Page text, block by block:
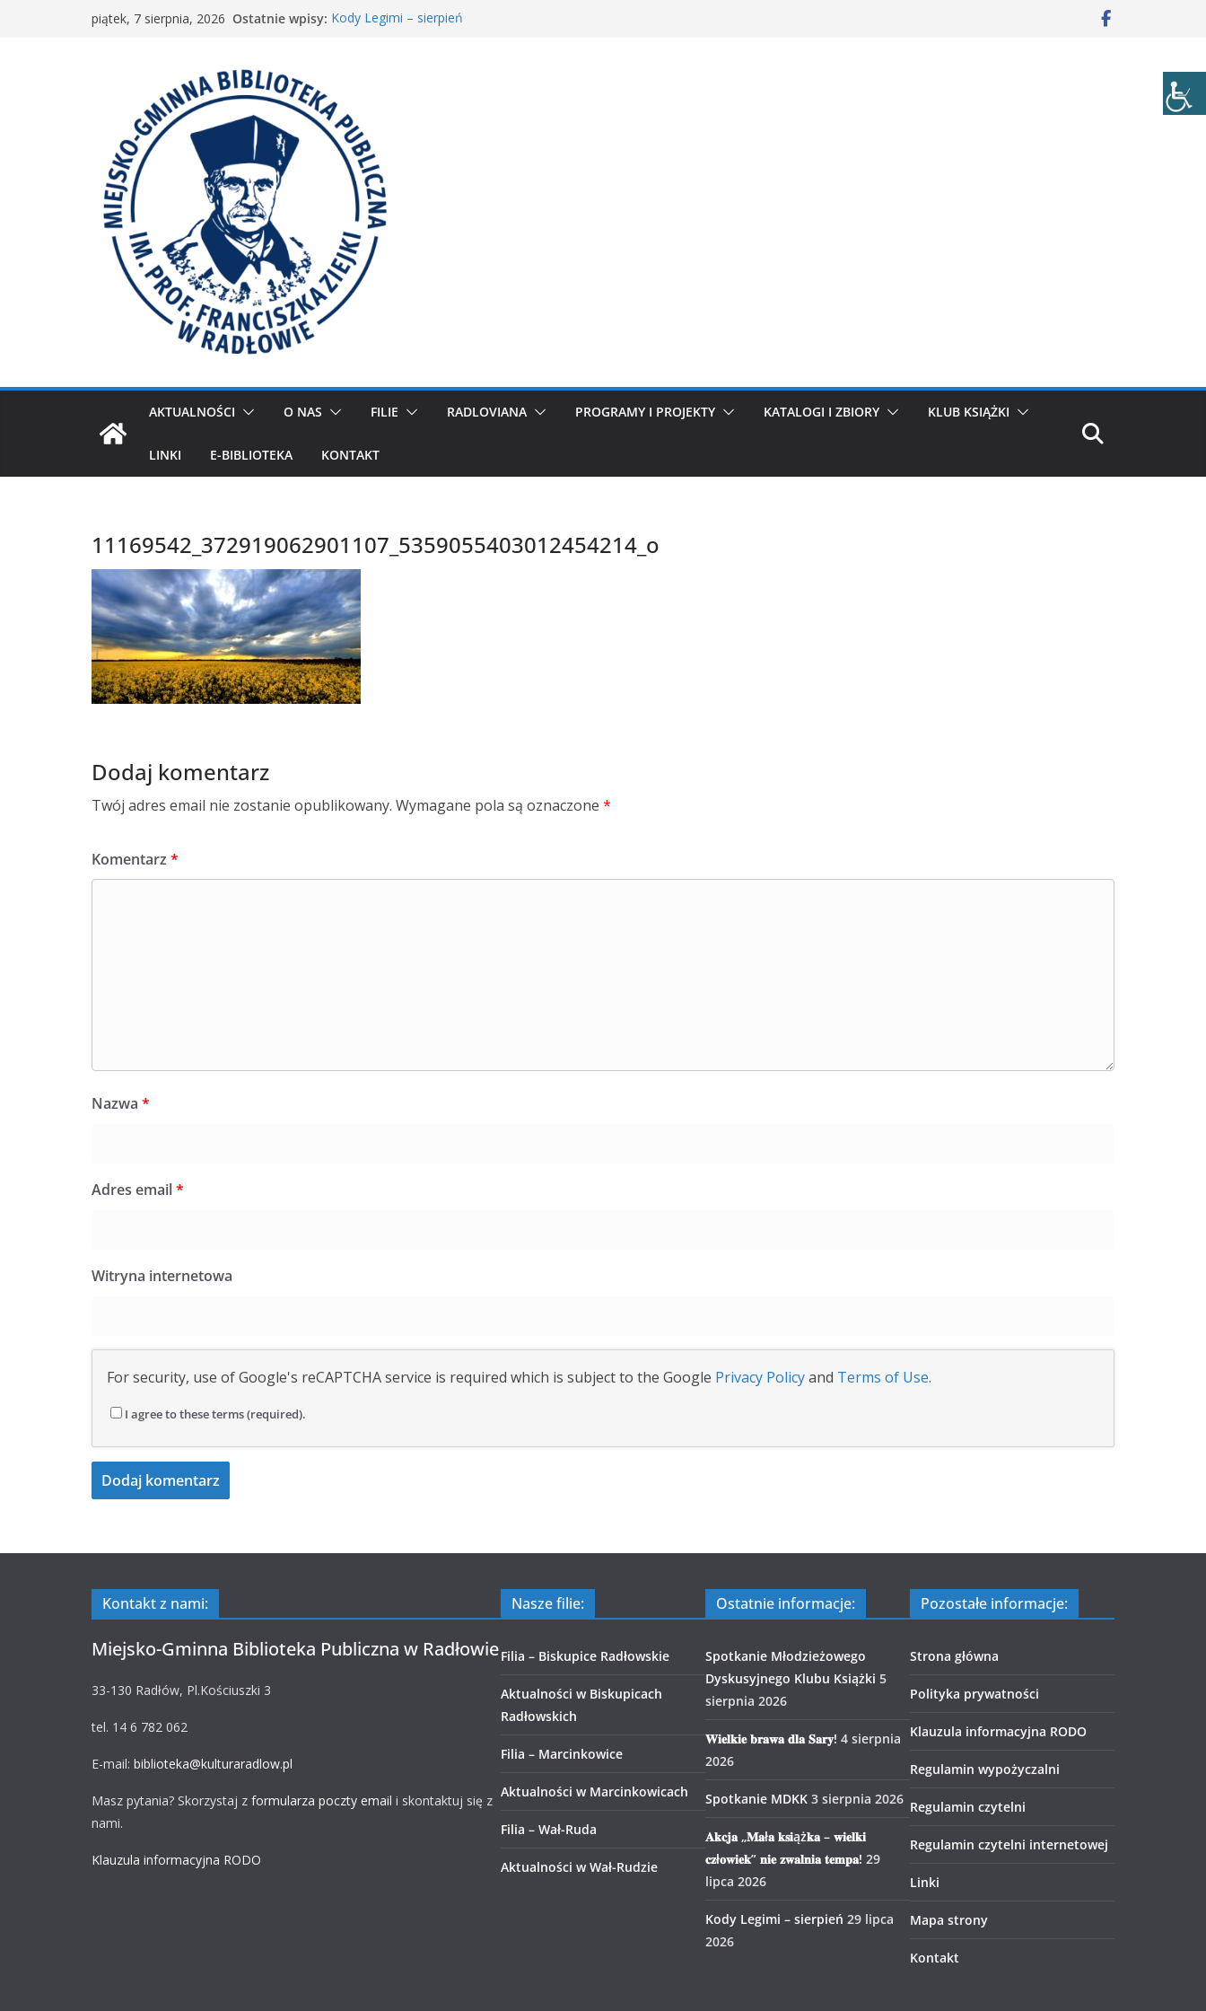
piątek, 7 sierpnia, 2026 Ostatnie wpisy: Kody Legimi – sierpień
AKTUALNOŚCI O NAS FILIE RADLOVIANA PROGRAMY I PROJEKTY KATALOGI I ZBIORY KLUB KSIĄŻKI
LINKI E-BIBLIOTEKA KONTAKT
11169542_372919062901107_5359055403012454214_o
Dodaj komentarz
Twój adres email nie zostanie opublikowany. Wymagane pola są oznaczone *
Komentarz *
Nazwa *
Adres email*
Witryna internetowa
For security, use of Google's reCAPTCHA service is required which is subject to the Google Privacy Policyand Terms of Use.
I agree to these terms (required).
Kontakt z nami:
Miejsko-Gminna Biblioteka Publiczna w Radłowie
33-130 Radłów, Pl.Kościuszki 3
tel. 14 6 782 062
E-mail: biblioteka@kulturaradlow.pl
Masz pytania? Skorzystaj z formularza poczty email i skontaktuj się z
nami.
Klauzula informacyjna RODO
Nasze filie:
Filia – Biskupice Radłowskie
Aktualności w Biskupicach
Radłowskich
Filia – Marcinkowice
Aktualności w Marcinkowicach
Filia – Wał-Ruda
Aktualności w Wał-Rudzie
Ostatnie informacje:
Spotkanie Młodzieżowego
Dyskusyjnego Klubu Książki 5
sierpnia 2026
𝐖𝐢𝐞𝐥𝐤𝐢𝐞 𝐛𝐫𝐚𝐰𝐚 𝐝𝐥𝐚 𝐒𝐚𝐫𝐲! 4 sierpnia
2026
Spotkanie MDKK 3 sierpnia 2026
𝐀𝐤𝐜𝐣𝐚 „𝐌𝐚ł𝐚 𝐤𝐬𝐢ąż𝐤𝐚 – 𝐰𝐢𝐞𝐥𝐤𝐢
𝐜𝐳ł𝐨𝐰𝐢𝐞𝐤” 𝐧𝐢𝐞 𝐳𝐰𝐚𝐥𝐧𝐢𝐚 𝐭𝐞𝐦𝐩𝐚! 29
lipca 2026
Kody Legimi – sierpień 29 lipca
2026
Pozostałe informacje:
Strona główna
Polityka prywatności
Klauzula informacyjna RODO
Regulamin wypożyczalni
Regulamin czytelni
Regulamin czytelni internetowej
Linki
Mapa strony
Kontakt